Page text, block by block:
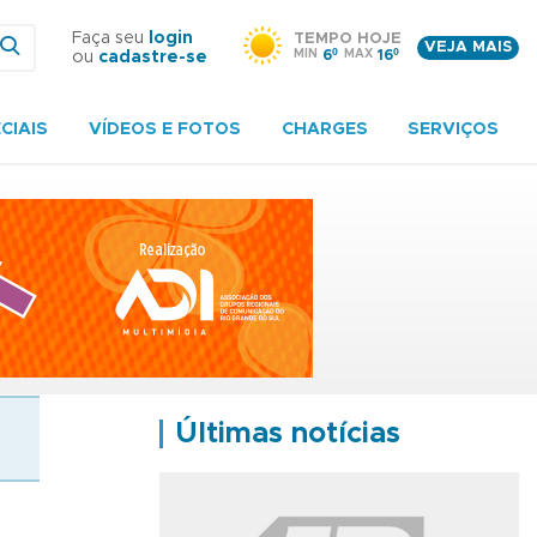
Faça seu
login
ou cadastre-se
TEMPO HOJE
MIN 6º MAX 16º
VEJA MAIS
VÍDEOS E FOTOS CHARGES SERVIÇOS
Últimas notícias